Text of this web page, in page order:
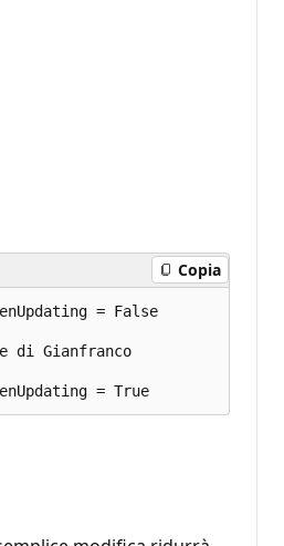
Copia
= False
di Gianfranco